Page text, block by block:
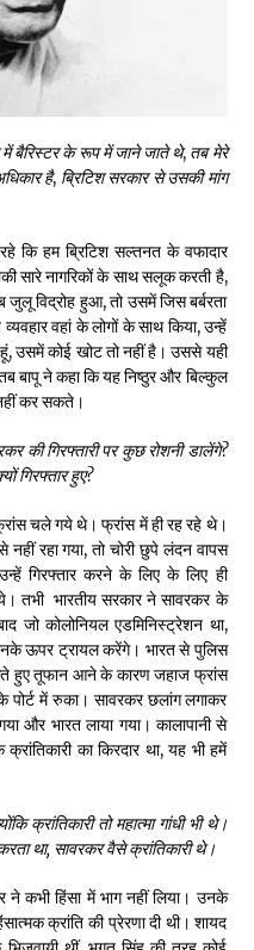
में बैरिस्टर के रूप में जाने जाते थे, तब मेरे
है, ब्रिटिश सरकार से उसकी मांग
कि हम ब्रिटिश सल्तनत के वफादार
सारे नागरिकों के साथ सलूक करती है,
विद्रोह हुआ, तो उसमें जिस बर्बरता
वहां के लोगों के साथ किया, उन्हें
हूं, उसमें कोई खोट तो नहीं है। उससे यही
बापू ने कहा कि यह निष्ठुर और बिल्कुल
कर सकते।
की गिरफ्तारी पर कुछ रोशनी डालेंगे?
गिरफ्तार हुए?
चले गये थे। फ्रांस में ही रह रहे थे।
रहा गया, तो चोरी छुपे लंदन वापस
गिरफ्तार करने के लिए के लिए ही
तभी भारतीय सरकार ने सावरकर के
जो कोलोनियल एडमिनिस्ट्रेशन था,
ऊपर ट्रायल करेंगे। भारत से पुलिस
हुए तूफान आने के कारण जहाज फ्रांस
पोर्ट में रुका। सावरकर छलांग लगाकर
और भारत लाया गया। कालापानी से
का किरदार था, यह भी हमें
क्रांतिकारी तो महात्मा गांधी भी थे।
था, सावरकर वैसे क्रांतिकारी थे।
कभी हिंसा में भाग नहीं लिया। उनके
क्रांति की प्रेरणा दी थी। शायद